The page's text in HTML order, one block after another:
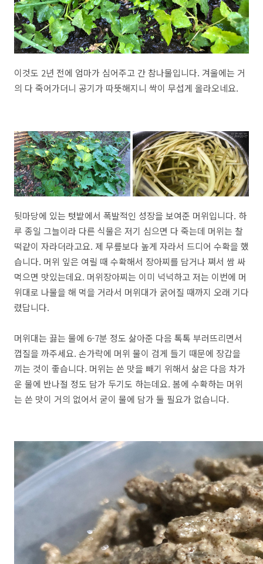
이것도 2년 전에 엄마가 심어주고 간 참나물입니다. 겨울에는 거
의 다 죽어가더니 공기가 따뜻해지니 싹이 무섭게 올라오네요.
뒷마당에 있는 텃밭에서 폭발적인 성장을 보여준 머위입니다. 하
루 종일 그늘이라 다른 식물은 저기 심으면 다 죽는데 머위는 찰
떡같이 자라더라고요. 제 무릎보다 높게 자라서 드디어 수확을 했
습니다. 머위 잎은 여릴 때 수확해서 장아찌를 담거나 쪄서 쌈 싸
먹으면 맛있는데요. 머위장아찌는 이미 넉넉하고 저는 이번에 머
위대로 나물을 해 먹을 거라서 머위대가 굵어질 때까지 오래 기다
렸답니다.
머위대는 끓는 물에 6-7분 정도 삶아준 다음 톡톡 부러뜨리면서
껍질을 까주세요. 손가락에 머위 물이 검게 들기 때문에 장갑을
끼는 것이 좋습니다. 머위는 쓴 맛을 빼기 위해서 삶은 다음 차가
운 물에 반나절 정도 담가 두기도 하는데요. 봄에 수확하는 머위
는 쓴 맛이 거의 없어서 굳이 물에 담가 둘 필요가 없습니다.